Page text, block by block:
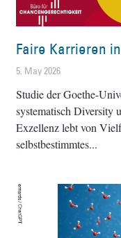
Faire Karrieren
5. May 2026
Studie der Goethe-
systematisch Diversity
Exzellenz lebt von
selbstbestimmtes